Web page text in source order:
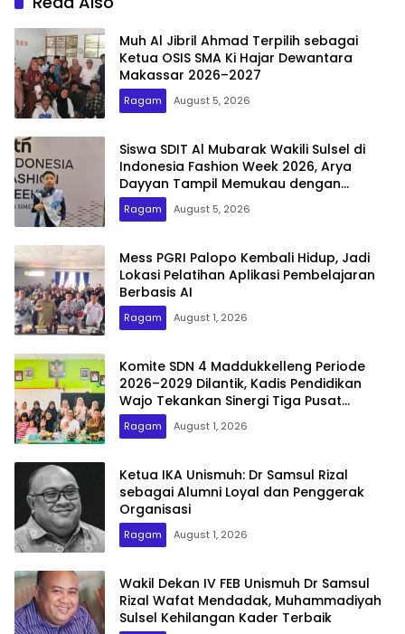
Muh Al Jibril Ahmad Terpilih sebagai
Ketua OSIS SMA Ki Hajar Dewantara
Makassar 2026–2027
Ragam August 5, 2026
Siswa SDIT Al Mubarak Wakili Sulsel di
Indonesia Fashion Week 2026, Arya
Dayyan Tampil Memukau dengan
Busana Ulos Simetria
Ragam August 5, 2026
Mess PGRI Palopo Kembali Hidup, Jadi
Lokasi Pelatihan Aplikasi Pembelajaran
Berbasis AI
Ragam August 1, 2026
Komite SDN 4 Maddukkelleng Periode
2026–2029 Dilantik, Kadis Pendidikan
Wajo Tekankan Sinergi Tiga Pusat
Pendidikan
Ragam August 1, 2026
Ketua IKA Unismuh: Dr Samsul Rizal
sebagai Alumni Loyal dan Penggerak
Organisasi
Ragam August 1, 2026
Wakil Dekan IV FEB Unismuh Dr Samsul
Rizal Wafat Mendadak, Muhammadiyah
Sulsel Kehilangan Kader Terbaik